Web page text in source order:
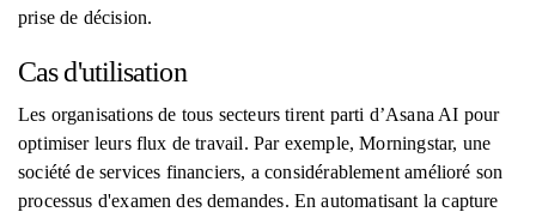
prise de décision.
Cas d'utilisation
Les organisations de tous secteurs tirent parti d’Asana AI pour
optimiser leurs flux de travail. Par exemple, Morningstar, une
société de services financiers, a considérablement amélioré son
processus d'examen des demandes. En automatisant la capture